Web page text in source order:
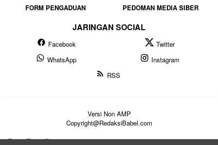
FORM PENGADUAN
PEDOMAN MEDIA SIBER
JARINGAN SOCIAL
Facebook
Twitter
WhatsApp
Instagram
RSS
Versi Non AMP
Copyright@RedaksiBabel.com